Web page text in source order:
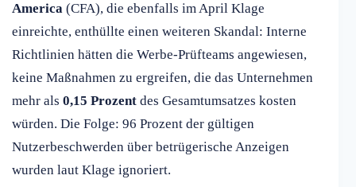
America (CFA), die ebenfalls im April Klage
einreichte, enthüllte einen weiteren Skandal: Interne
Richtlinien hätten die Werbe-Prüfteams angewiesen,
keine Maßnahmen zu ergreifen, die das Unternehmen
mehr als 0,15 Prozent des Gesamtumsatzes kosten
würden. Die Folge: 96 Prozent der gültigen
Nutzerbeschwerden über betrügerische Anzeigen
wurden laut Klage ignoriert.